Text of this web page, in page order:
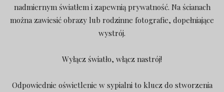
nadmiernym światłem i zapewnią prywatność. Na ścianach
można zawiesić obrazy lub rodzinne fotografie, dopełniające
wystrój.
Wyłącz światło, włącz nastrój!
Odpowiednie oświetlenie w sypialni to klucz do stworzenia